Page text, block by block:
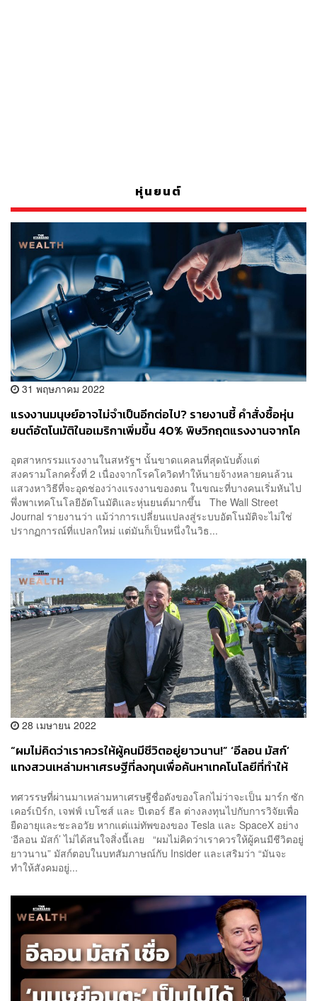
หุ่นยนต์
31 พฤษภาคม 2022
แรงงานมนุษย์อาจไม่จำเป็นอีกต่อไป? รายงานชี้ คำสั่งซื้อหุ่น
ยนต์อัตโนมัติในอเมริกาเพิ่มขึ้น 40% พิษวิกฤตแรงงานจากโค
อุตสาหกรรมแรงงานในสหรัฐฯ นั้นขาดแคลนที่สุดนับตั้งแต่
สงครามโลกครั้งที่ 2 เนื่องจากโรคโควิดทำให้นายจ้างหลายคนล้วน
แสวงหาวิธีที่จะอุดช่องว่างแรงงานของตน ในขณะที่บางคนเริ่มหันไป
พึ่งพาเทคโนโลยีอัตโนมัติและหุ่นยนต์มากขึ้น The Wall Street
Journal รายงานว่า แม้ว่าการเปลี่ยนแปลงสู่ระบบอัตโนมัติจะไม่ใช่
ปรากฏการณ์ที่แปลกใหม่ แต่มันก็เป็นหนึ่งในวิธ...
28 เมษายน 2022
“ผมไม่คิดว่าเราควรให้ผู้คนมีชีวิตอยู่ยาวนาน!” ‘อีลอน มัสก์’
แทงสวนเหล่ามหาเศรษฐีที่ลงทุนเพื่อค้นหาเทคโนโลยีที่ทำให้
ทศวรรษที่ผ่านมาเหล่ามหาเศรษฐีชื่อดังของโลกไม่ว่าจะเป็น มาร์ก ซัก
เคอร์เบิร์ก, เจฟฟ์ เบโซส์ และ ปีเตอร์ ธีล ต่างลงทุนไปกับการวิจัยเพื่อ
ยืดอายุและชะลอวัย หากแต่แม่ทัพของของ Tesla และ SpaceX อย่าง
‘อีลอน มัสก์’ ไม่ได้สนใจสิ่งนี้เลย “ผมไม่คิดว่าเราควรให้ผู้คนมีชีวิตอยู่
ยาวนาน” มัสก์ตอบในบทสัมภาษณ์กับ Insider และเสริมว่า “มันจะ
ทำให้สังคมอยู่...